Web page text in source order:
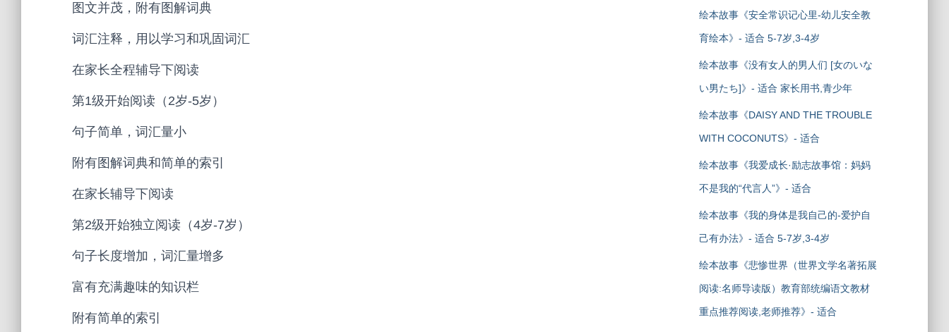
图文并茂，附有图解词典
词汇注释，用以学习和巩固词汇
在家长全程辅导下阅读
第1级开始阅读（ 2岁-5岁）
句子简单，词汇量小
附有图解词典和简单的索引
在家长辅导下阅读
第2级开始独立阅读（4岁-7岁）
句子长度增加，词汇量增多
富有充满趣味的知识栏
附有简单的索引
绘本故事《安全常识记心里-幼儿安全教
育绘本》- 适合 5-7岁,3-4岁
绘本故事《没有女人的男人们 [女のいな
い男たち]》- 适合 家长用书,青少年
绘本故事《DAISY AND THE TROUBLE
WITH COCONUTS》- 适合
绘本故事《我爱成长·励志故事馆：妈妈
不是我的“代言人”》- 适合
绘本故事《我的身体是我自己的-爱护自
己有办法》- 适合 5-7岁,3-4岁
绘本故事《悲惨世界（世界文学名著拓展
阅读:名师导读版）教育部统编语文教材
重点推荐阅读,老师推荐》- 适合